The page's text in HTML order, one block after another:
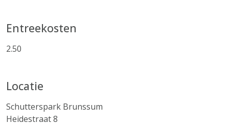
Entreekosten
2.50
Locatie
Schutterspark Brunssum
Heidestraat 8